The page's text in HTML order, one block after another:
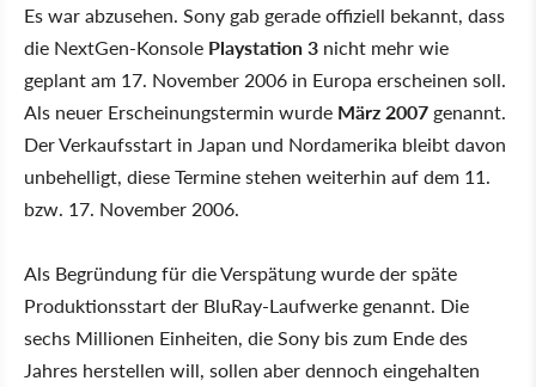
Es war abzusehen. Sony gab gerade offiziell bekannt, dass
die NextGen-Konsole Playstation 3 nicht mehr wie
geplant am 17. November 2006 in Europa erscheinen soll.
Als neuer Erscheinungstermin wurde März 2007 genannt.
Der Verkaufsstart in Japan und Nordamerika bleibt davon
unbehelligt, diese Termine stehen weiterhin auf dem 11.
bzw. 17. November 2006.
Als Begründung für die Verspätung wurde der späte
Produktionsstart der BluRay-Laufwerke genannt. Die
sechs Millionen Einheiten, die Sony bis zum Ende des
Jahres herstellen will, sollen aber dennoch eingehalten